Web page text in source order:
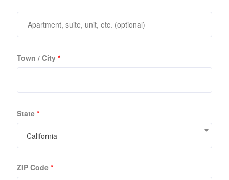
etc. (optional)
Town / City *
State *
California
ZIP Code *